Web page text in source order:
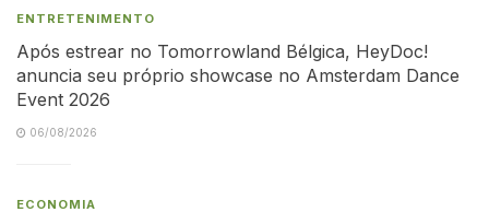
ENTRETENIMENTO
Após estrear no Tomorrowland Bélgica, HeyDoc!
anuncia seu próprio showcase no Amsterdam Dance
Event 2026
06/08/2026
ECONOMIA